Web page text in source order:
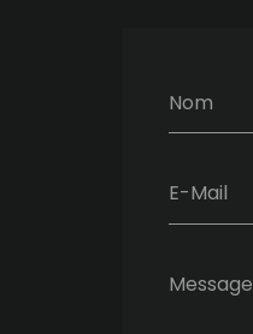
Nom
E-Mail
Message